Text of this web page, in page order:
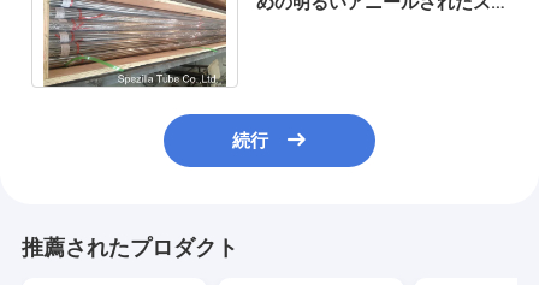
続行
推薦されたプロダクト